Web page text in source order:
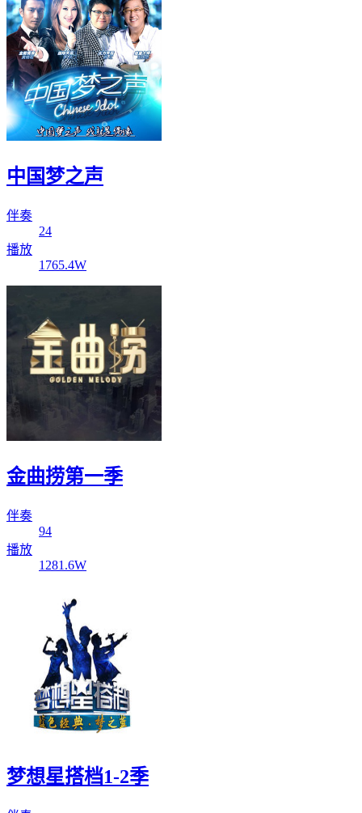
中国梦之声
伴奏
24
播放
1765.4W
金曲捞第一季
伴奏
94
播放
1281.6W
梦想星搭档1-2季